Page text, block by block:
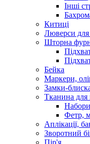
Інші
Китиці
Люверси
Шторна
Бейка
Маркери,
Замки-
Тканина для
Набори
Фетр,
Аплікації,
Зворотний
Пір'я